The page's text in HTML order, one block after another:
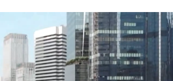
(BI) memperkirakan, pertumbuhan ekonomi
peningkatan 5,1%. Keyakinan ini pun
umum, atau pemilu di Indonesia berpotensi
Indonesia (Rabu, 06/03/2024) berikut ini.